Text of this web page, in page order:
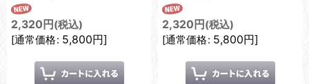
2,320 円 (税込)
[通常価格: 5,800円]
2,320 円 (税込)
[通常価格: 5,800円]